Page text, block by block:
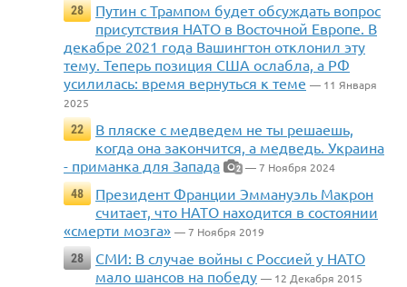
28
Путин с Трампом будет обсуждать вопрос
присутствия НАТО в Восточной Европе. В
декабре 2021 года Вашингтон отклонил эту
тему. Теперь позиция США ослабла, а РФ
усилилась: время вернуться к теме — 11 Января
2025
22
В пляске с медведем не ты решаешь,
когда она закончится, а медведь. Украина
- приманка для Запада
2 — 7 Ноября 2024
48
Президент Франции Эммануэль Макрон
считает, что НАТО находится в состоянии
«смерти мозга» — 7 Ноября 2019
28
СМИ: В случае войны с Россией у НАТО
мало шансов на победу — 12 Декабря 2015